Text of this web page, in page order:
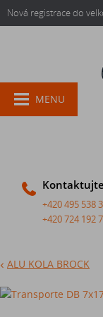
Nová registrace do
+420 495 538
+420 724 192
MENU
ALU KOLA BROCK